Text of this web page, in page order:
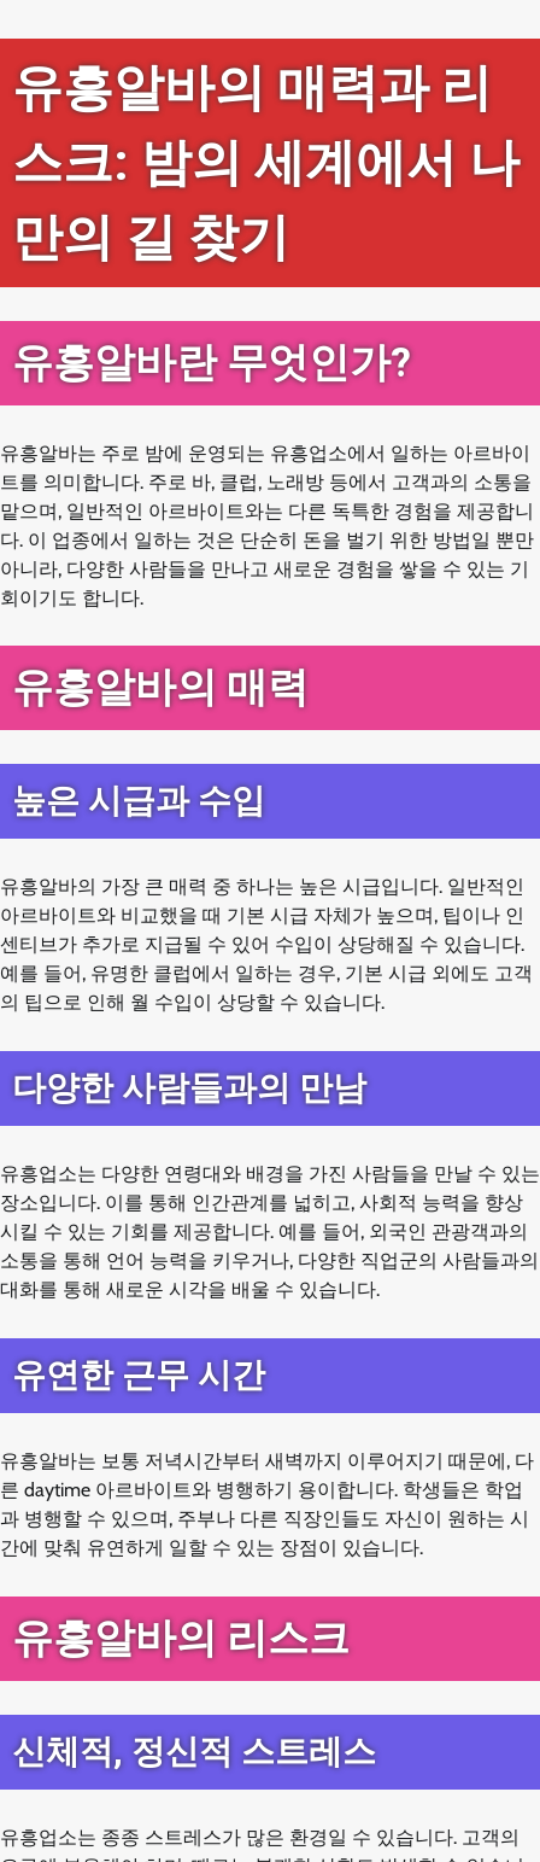
유흥알바의 매력과 리
스크: 밤의 세계에서 나
만의 길 찾기
유흥알바란 무엇인가?
유흥알바는 주로 밤에 운영되는 유흥업소에서 일하는 아르바이
트를 의미합니다. 주로 바, 클럽, 노래방 등에서 고객과의 소통을
맡으며, 일반적인 아르바이트와는 다른 독특한 경험을 제공합니
다. 이 업종에서 일하는 것은 단순히 돈을 벌기 위한 방법일 뿐만
아니라, 다양한 사람들을 만나고 새로운 경험을 쌓을 수 있는 기
회이기도 합니다.
유흥알바의 매력
높은 시급과 수입
유흥알바의 가장 큰 매력 중 하나는 높은 시급입니다. 일반적인
아르바이트와 비교했을 때 기본 시급 자체가 높으며, 팁이나 인
센티브가 추가로 지급될 수 있어 수입이 상당해질 수 있습니다.
예를 들어, 유명한 클럽에서 일하는 경우, 기본 시급 외에도 고객
의 팁으로 인해 월 수입이 상당할 수 있습니다.
다양한 사람들과의 만남
유흥업소는 다양한 연령대와 배경을 가진 사람들을 만날 수 있는
장소입니다. 이를 통해 인간관계를 넓히고, 사회적 능력을 향상
시킬 수 있는 기회를 제공합니다. 예를 들어, 외국인 관광객과의
소통을 통해 언어 능력을 키우거나, 다양한 직업군의 사람들과의
대화를 통해 새로운 시각을 배울 수 있습니다.
유연한 근무 시간
유흥알바는 보통 저녁시간부터 새벽까지 이루어지기 때문에, 다
른 daytime 아르바이트와 병행하기 용이합니다. 학생들은 학업
과 병행할 수 있으며, 주부나 다른 직장인들도 자신이 원하는 시
간에 맞춰 유연하게 일할 수 있는 장점이 있습니다.
유흥알바의 리스크
신체적, 정신적 스트레스
유흥업소는 종종 스트레스가 많은 환경일 수 있습니다. 고객의